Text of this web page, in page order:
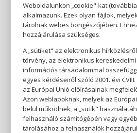
Weboldalunkon „cookie"-kat
alkalmazunk. Ezek olyan fájlok,
tárolnak webes böngészőjében.
hozzájárulása szükséges.
A „sütiket" az elektronikus hírközlésről
törvény, az elektronikus
információs társadalommal
egyes kérdéseiről szóló 2001. évi
az Európai Unió előírásainak
Azon weblapoknak, melyek az
belül működnek, a „sütik"
felhasználó számítógépén vagy
tárolásához a felhasználók